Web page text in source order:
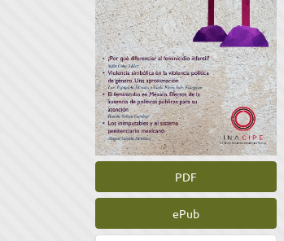
PDF
ePub